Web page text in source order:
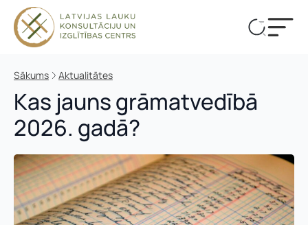
Sākums Aktualitātes
Kas jauns grāmatvedībā
2026. gadā?